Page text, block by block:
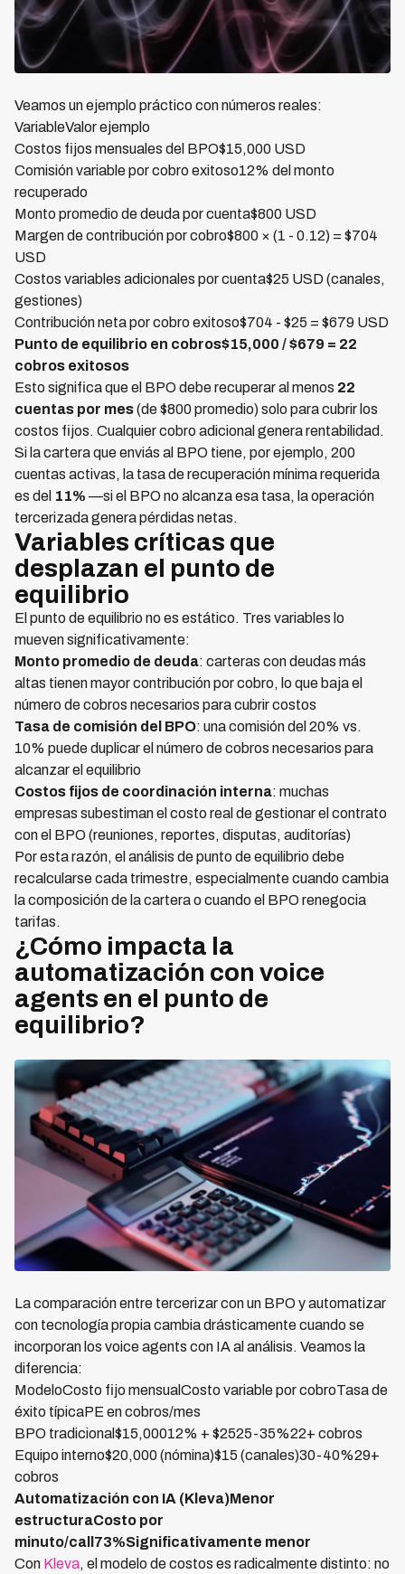
Veamos un ejemplo práctico con números reales:
VariableValor ejemplo
Costos fijos mensuales del BPO$15,000 USD
Comisión variable por cobro exitoso12% del monto
recuperado
Monto promedio de deuda por cuenta$800 USD
Margen de contribución por cobro$800 × (1 - 0.12) = $704
USD
Costos variables adicionales por cuenta$25 USD (canales,
gestiones)
Contribución neta por cobro exitoso$704 - $25 = $679 USD
Punto de equilibrio en cobros$15,000 / $679 = 22
cobros exitosos
Esto significa que el BPO debe recuperar al menos 22
cuentas por mes(de $800 promedio) solo para cubrir los
costos fijos. Cualquier cobro adicional genera rentabilidad.
Si la cartera que enviás al BPO tiene, por ejemplo, 200
cuentas activas, la tasa de recuperación mínima requerida
es del 11% —si el BPO no alcanza esa tasa, la operación
tercerizada genera pérdidas netas.
Variables críticas que
desplazan el punto de
equilibrio
El punto de equilibrio no es estático. Tres variables lo
mueven significativamente:
Monto promedio de deuda: carteras con deudas más
altas tienen mayor contribución por cobro, lo que baja el
número de cobros necesarios para cubrir costos
Tasa de comisión del BPO: una comisión del 20% vs.
10% puede duplicar el número de cobros necesarios para
alcanzar el equilibrio
Costos fijos de coordinación interna: muchas
empresas subestiman el costo real de gestionar el contrato
con el BPO (reuniones, reportes, disputas, auditorías)
Por esta razón, el análisis de punto de equilibrio debe
recalcularse cada trimestre, especialmente cuando cambia
la composición de la cartera o cuando el BPO renegocia
tarifas.
¿Cómo impacta la
automatización con voice
agents en el punto de
equilibrio?
La comparación entre tercerizar con un BPO y automatizar
con tecnología propia cambia drásticamente cuando se
incorporan los voice agents con IA al análisis. Veamos la
diferencia:
ModeloCosto fijo mensualCosto variable por cobroTasa de
éxito típicaPE en cobros/mes
BPO tradicional$15,00012% + $2525-35%22+ cobros
Equipo interno$20,000 (nómina)$15 (canales)30-40%29+
cobros
Automatización con IA (Kleva)Menor
estructuraCosto por
minuto/call73%Significativamente menor
Con Kleva, el modelo de costos es radicalmente distinto: no